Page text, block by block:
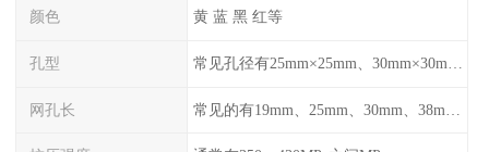
颜色 黄 蓝 黑 红等
孔型
网孔长